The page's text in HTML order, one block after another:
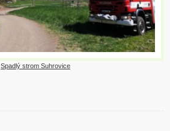
Spadlý strom Suhrovice